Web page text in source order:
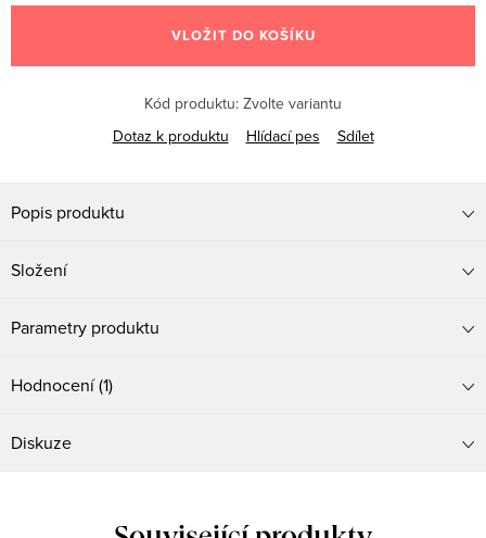
VLOŽIT DO KOŠÍKU
Kód produktu: Zvolte variantu
Dotaz k produktu
Hlídací pes Sdílet
Popis produktu
Složení
Parametry produktu
Hodnocení (1)
Diskuze